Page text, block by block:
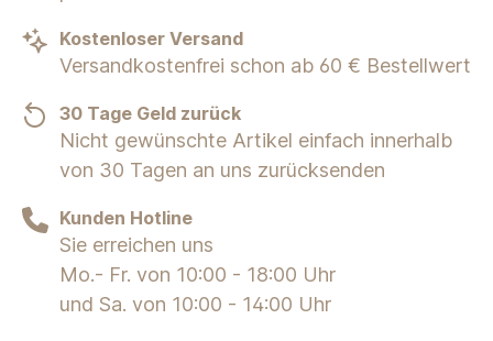
Kostenloser Versand
Versandkostenfrei schon ab 60 € Bestellwert
30 Tage Geld zurück
Nicht gewünschte Artikel einfach innerhalb
von 30 Tagen an uns zurücksenden
Kunden Hotline
Sie erreichen uns
Mo.- Fr. von 10:00 - 18:00 Uhr
und Sa. von 10:00 - 14:00 Uhr